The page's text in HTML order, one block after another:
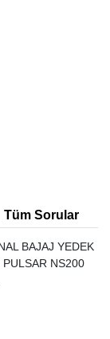
Tüm Sorular
BAJAJ YEDEK
PULSAR NS200